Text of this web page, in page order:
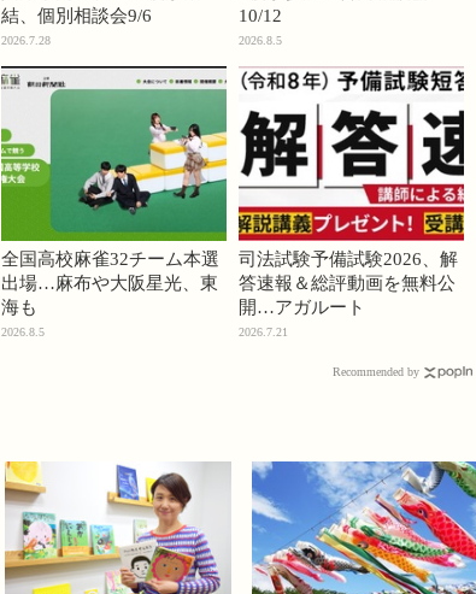
結、個別相談会9/6
2026.7.28
10/12
2026.8.5
全国高校麻雀32チーム本選
出場…麻布や大阪星光、東
海も
2026.8.5
司法試験予備試験2026、解
答速報＆総評動画を無料公
開…アガルート
2026.7.21
Recommended by